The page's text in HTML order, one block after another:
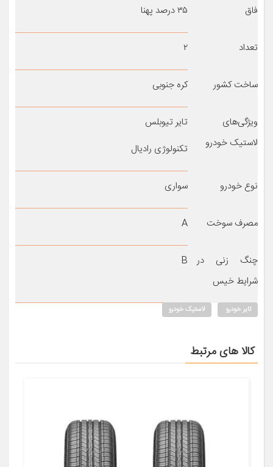
فاق ۳۵ درصد پهنا
تعداد ۲
ساخت کشور کره جنوبی
ویژگی‌های
لاستیک خودرو
تایر تیوبلس
تکنولوژی رادیال
نوع خودرو سواری
مصرف سوخت A
چنگ زنی در
شرایط خیس
B
تایر خودرو لاستیک خودرو
کالا های مرتبط